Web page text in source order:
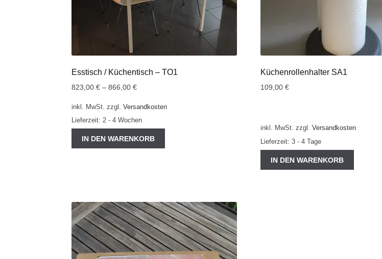
Esstisch / Küchentisch – TO1
823,00€ –866,00€
inkl. MwSt. zzgl.Versandkosten
Lieferzeit:2 - 4 Wochen
IN DEN WARENKORB
Küchenrollenhalter SA1
109,00€
inkl. MwSt. zzgl.Versandkosten
Lieferzeit:3 - 4 Tage
IN DEN WARENKORB